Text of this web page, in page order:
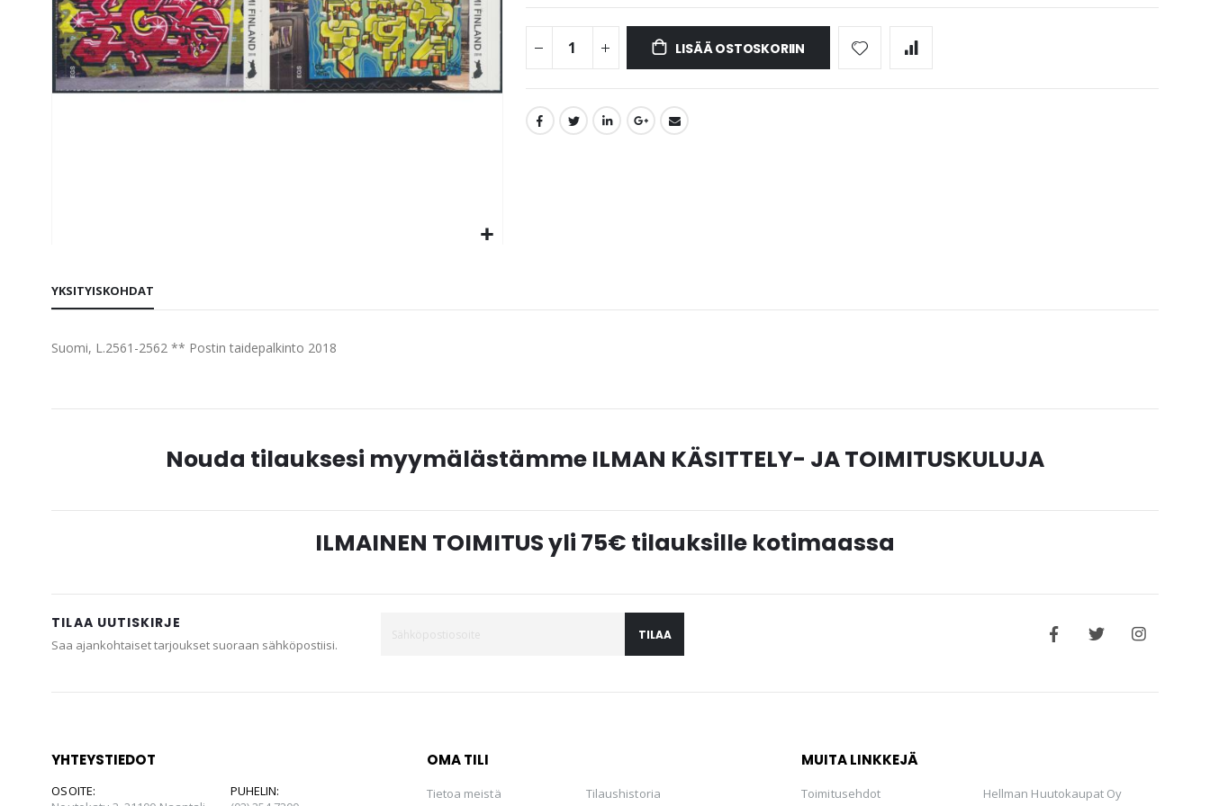
the
of
gallery
LISÄÄ OSTOSKORIIN
YKSITYISKOHDAT
Suomi, L.2561-2562 ** Postin taidepalkinto 2018
Nouda tilauksesi myymälästämme ILMAN KÄSITTELY- JA TOIMITUSKULUJA
ILMAINEN TOIMITUS yli 75€ tilauksille kotimaassa
TILAA UUTISKIRJE
Saa ajankohtaiset tarjoukset suoraan sähköpostiisi.
TILAA
YHTEYSTIEDOT
OSOITE:
PUHELIN:
OMA TILI
Tietoa meistä Tilaushistoria
MUITA LINKKEJÄ
Toimitusehdot Hellman Huutokaupat Oy